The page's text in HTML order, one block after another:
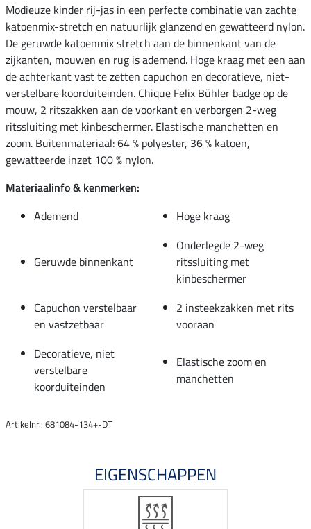
Modieuze kinder rij-jas in een perfecte combinatie van zachte
katoenmix-stretch en natuurlijk glanzend en gewatteerd nylon.
De geruwde katoenmix stretch aan de binnenkant van de
zijkanten, mouwen en rug is ademend. Hoge kraag met een aan
de achterkant vast te zetten capuchon en decoratieve, niet-
verstelbare koorduiteinden. Chique Felix Bühler badge op de
mouw, 2 ritszakken aan de voorkant en verborgen 2-weg
ritssluiting met kinbeschermer. Elastische manchetten en
zoom. Buitenmateriaal: 64 % polyester, 36 % katoen,
gewatteerde inzet 100 % nylon.
Materiaalinfo & kenmerken:
Ademend
Hoge kraag
Geruwde binnenkant
Onderlegde 2-weg
ritssluiting met
kinbeschermer
Capuchon verstelbaar
en vastzetbaar
2 insteekzakken met rits
vooraan
Decoratieve, niet
verstelbare
koorduiteinden
Elastische zoom en
manchetten
Artikelnr.: 681084-134+-DT
EIGENSCHAPPEN